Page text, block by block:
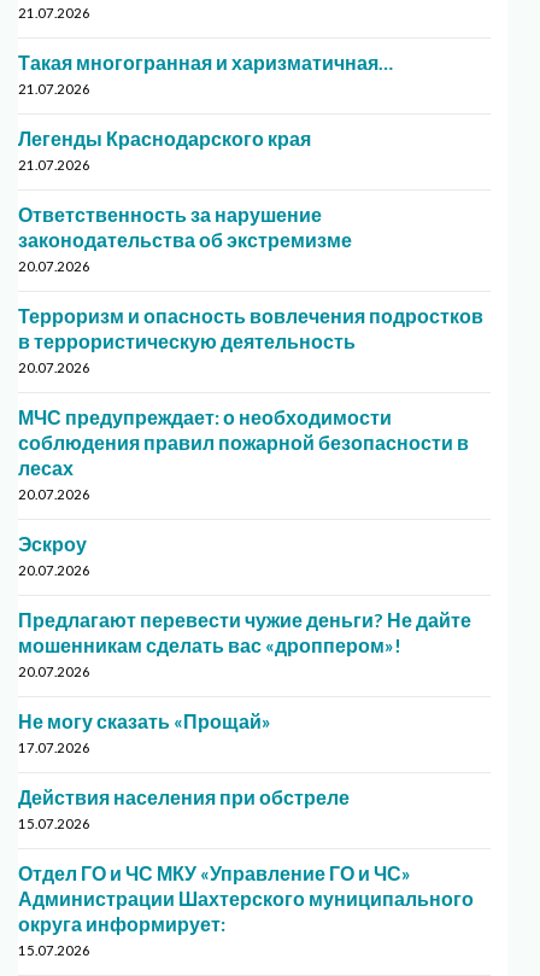
21.07.2026
Такая многогранная и харизматичная…
21.07.2026
Легенды Краснодарского края
21.07.2026
Ответственность за нарушение
законодательства об экстремизме
20.07.2026
Терроризм и опасность вовлечения подростков
в террористическую деятельность
20.07.2026
МЧС предупреждает: о необходимости
соблюдения правил пожарной безопасности в
лесах
20.07.2026
Эскроу
20.07.2026
Предлагают перевести чужие деньги? Не дайте
мошенникам сделать вас «дроппером»!
20.07.2026
Не могу сказать «Прощай»
17.07.2026
Действия населения при обстреле
15.07.2026
Отдел ГО и ЧС МКУ «Управление ГО и ЧС»
Администрации Шахтерского муниципального
округа информирует:
15.07.2026